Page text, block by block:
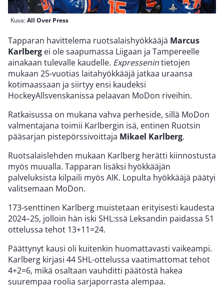
Kuva:All Over Press
Tapparan havittelema ruotsalaishyökkääjä Marcus
Karlberg ei ole saapumassa Liigaan ja Tampereelle
ainakaan tulevalle kaudelle. Expressenintietojen
mukaan 25-vuotias laitahyökkääjä jatkaa uraansa
kotimaassaan ja siirtyy ensi kaudeksi
HockeyAllsvenskanissa pelaavan MoDon riveihin.
Ratkaisussa on mukana vahva perheside, sillä MoDon
valmentajana toimii Karlbergin isä, entinen Ruotsin
pääsarjan pistepörssivoittaja Mikael Karlberg.
Ruotsalaislehden mukaan Karlberg herätti kiinnostusta
myös muualla. Tapparan lisäksi hyökkääjän
palveluksista kilpaili myös AIK. Lopulta hyökkääjä päätyi
valitsemaan MoDon.
173-senttinen Karlberg muistetaan erityisesti kaudesta
2024–25, jolloin hän iski SHL:ssä Leksandin paidassa 51
ottelussa tehot 13+11=24.
Päättynyt kausi oli kuitenkin huomattavasti vaikeampi.
Karlberg kirjasi 44 SHL-ottelussa vaatimattomat tehot
4+2=6, mikä osaltaan vauhditti päätöstä hakea
suurempaa roolia sarjaporrasta alempaa.